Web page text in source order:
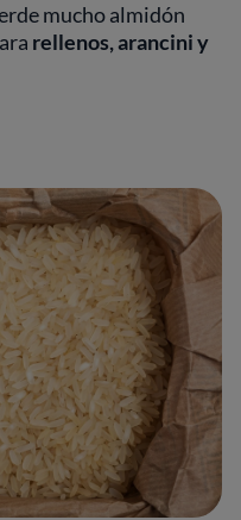
mucho almidón
rellenos, arancini y